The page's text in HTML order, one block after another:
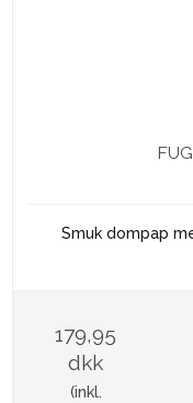
Smuk dompap
179,95
dkk
(inkl.